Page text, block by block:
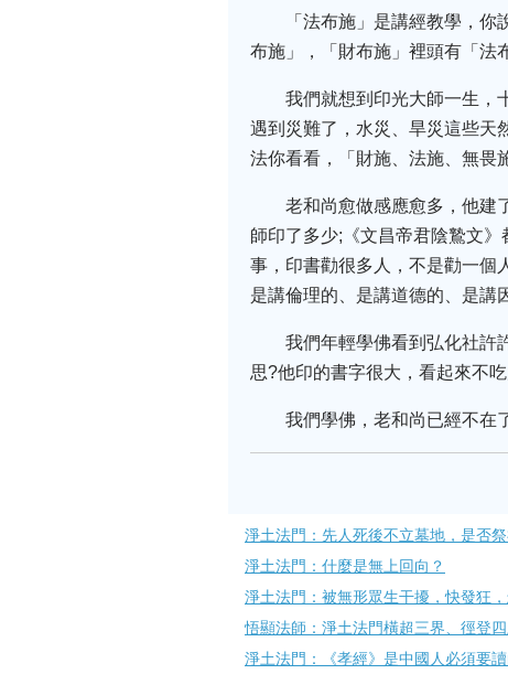
「法布施」是講經教學，
布施」，「財布施」裡頭有「法
我們就想到印光大師一生，
遇到災難了，水災、旱災這些天
法你看看，「財施、法施、無畏
老和尚愈做感應愈多，他建
師印了多少;《文昌帝君陰鷙文
事，印書勸很多人，不是勸一個
是講倫理的、是講道德的、是講
我們年輕學佛看到弘化社許
思?他印的書字很大，看起來不
我們學佛，老和尚已經不在
淨土法門：先人死後不立墓地，是否
淨土法門：什麼是無上回向？
淨土法門：被無形眾生干擾，快發狂
悟顯法師：淨土法門橫超三界、徑登
淨土法門：《孝經》是中國人必須要